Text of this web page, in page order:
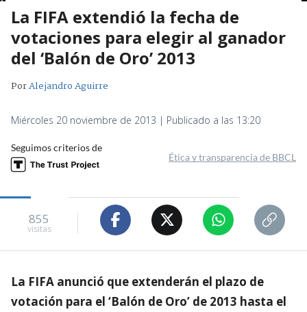
La FIFA extendió la fecha de
votaciones para elegir al ganador
del ‘Balón de Oro’ 2013
PorAlejandro Aguirre
Miércoles 20 noviembre de 2013 | Publicado a las 13:20
Seguimos criterios de
Ética y transparencia de BBCL
855
visitas
La FIFA anunció que extenderán el plazo de
votación para el ‘Balón de Oro’ de 2013 hasta el